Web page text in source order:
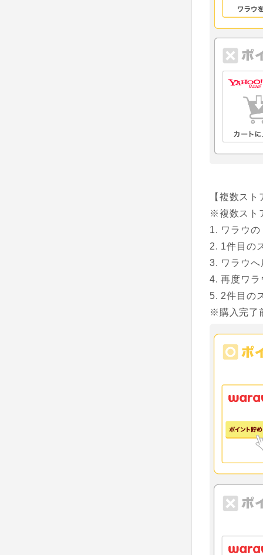
【複数ス
※複数スト
ワラウ
1件目の
ワラウへ
再度ワラ
2件目の
※購入完了